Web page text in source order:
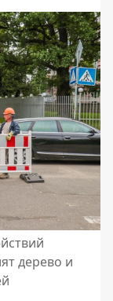
дерево и